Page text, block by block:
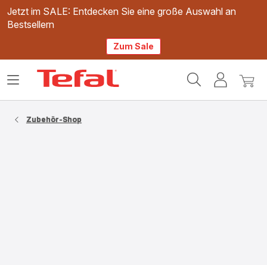
Jetzt im SALE: Entdecken Sie eine große Auswahl an
Bestsellern
Zum Sale
Mein
Mein
Das
Zubehör-Shop